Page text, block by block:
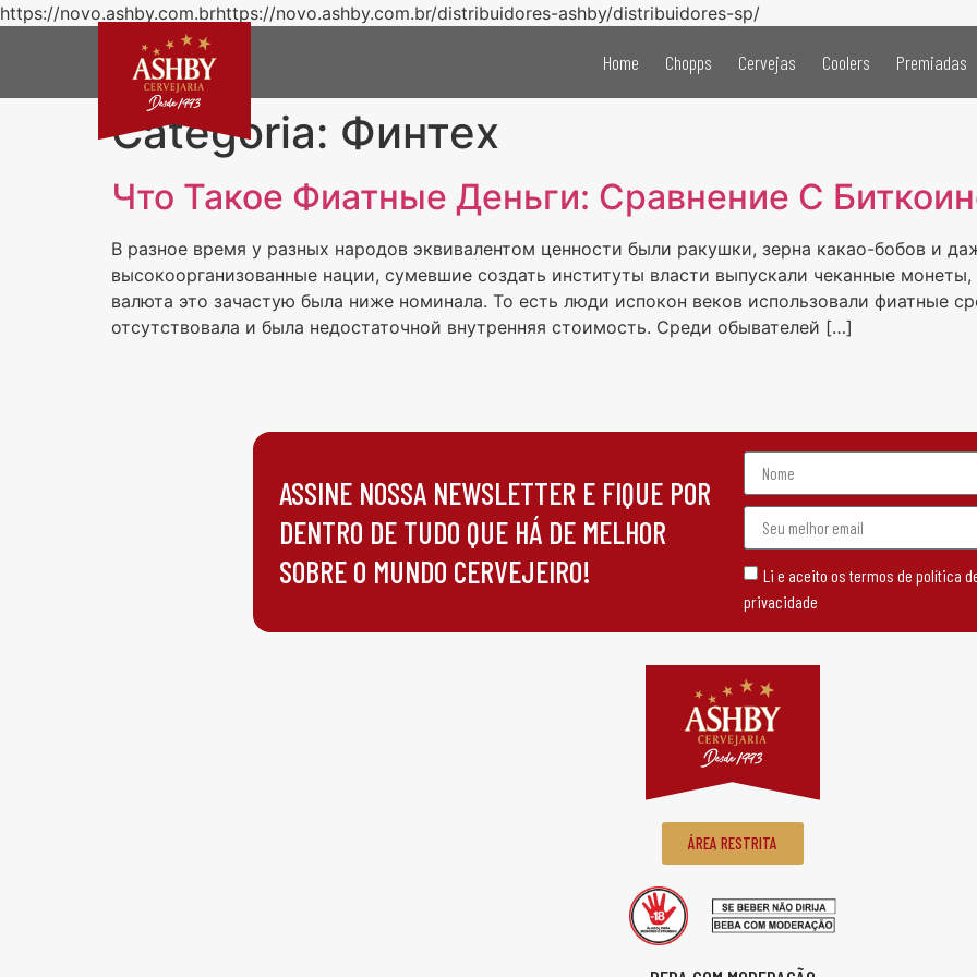
https://novo.ashby.com.brhttps://novo.ashby.com.br/distribuidores-ashby/distribuidores-sp/
Home Chopps Cervejas Coolers Premiadas
Categoria: Финтех
Что Такое Фиатные Деньги: Сравнение С
В разное время у разных народов эквивалентом ценности были ракушки, зерна какао-бобов и
высокоорганизованные нации, сумевшие создать институты власти выпускали чеканные
валюта это зачастую была ниже номинала. То есть люди испокон веков использовали фиатные
отсутствовала и была недостаточной внутренняя стоимость. Среди обывателей […]
ASSINE NOSSA NEWSLETTER E FIQUE POR
DENTRO DE TUDO QUE HÁ DE MELHOR
SOBRE O MUNDO CERVEJEIRO!
Li e aceito os termos de política
privacidade
ÁREA RESTRITA